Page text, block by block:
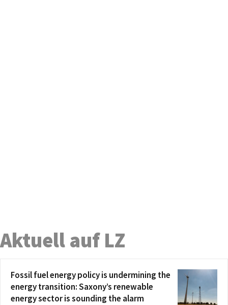
Aktuell auf LZ
Fossil fuel energy policy is undermining the
energy transition: Saxony’s renewable
energy sector is sounding the alarm